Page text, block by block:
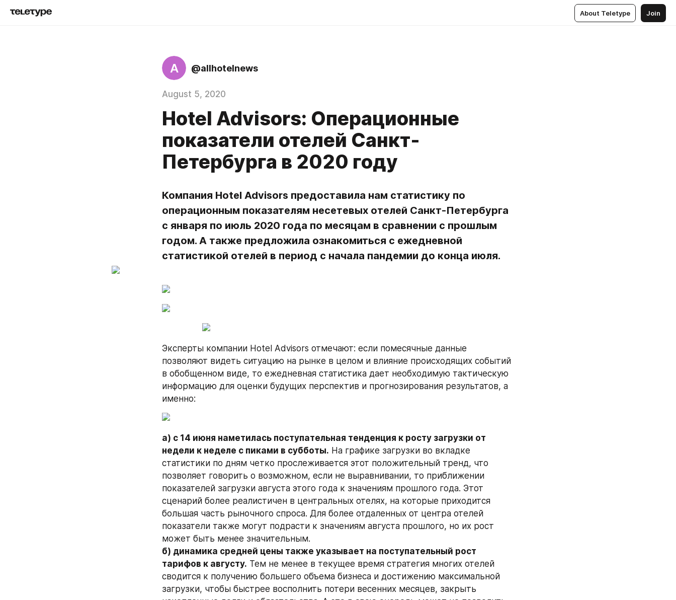
About Teletype Join
A @allhotelnews
August 5, 2020
Hotel Advisors: Операционные
показатели отелей Санкт-
Петербурга в 2020 году
Компания Hotel Advisors предоставила нам статистику по
операционным показателям несетевых отелей Санкт-Петербурга
с января по июль 2020 года по месяцам в сравнении с прошлым
годом. А также предложила ознакомиться с ежедневной
статистикой отелей в период с начала пандемии до конца июля.
Эксперты компании Hotel Advisors отмечают: если помесячные данные
позволяют видеть ситуацию на рынке в целом и влияние происходящих событий
в обобщенном виде, то ежедневная статистика дает необходимую тактическую
информацию для оценки будущих перспектив и прогнозирования результатов, а
именно:
а) с 14 июня наметилась поступательная тенденция к росту загрузки от
недели к неделе с пиками в субботы. На графике загрузки во вкладке
статистики по дням четко прослеживается этот положительный тренд, что
позволяет говорить о возможном, если не выравнивании, то приближении
показателей загрузки августа этого года к значениям прошлого года. Этот
сценарий более реалистичен в центральных отелях, на которые приходится
большая часть рыночного спроса. Для более отдаленных от центра отелей
показатели также могут подрасти к значениям августа прошлого, но их рост
может быть менее значительным.
б) динамика средней цены также указывает на поступательный рост
тарифов к августу. Тем не менее в текущее время стратегия многих отелей
сводится к получению большего объема бизнеса и достижению максимальной
загрузки, чтобы быстрее восполнить потери весенних месяцев, закрыть